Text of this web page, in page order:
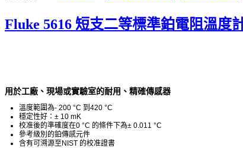
Fluke 5616 短支二等標準鉑電阻溫度
用於工廠、現場或實驗室的耐用、精確傳感器
溫度範圍為- 200 °C 到420 °C
穩定性好：± 10 mK
校准後的準確度在0 °C 的條件下為± 0.011 °C
參考級別的鉑傳感元件
含有可溯源至NIST 的校准證書